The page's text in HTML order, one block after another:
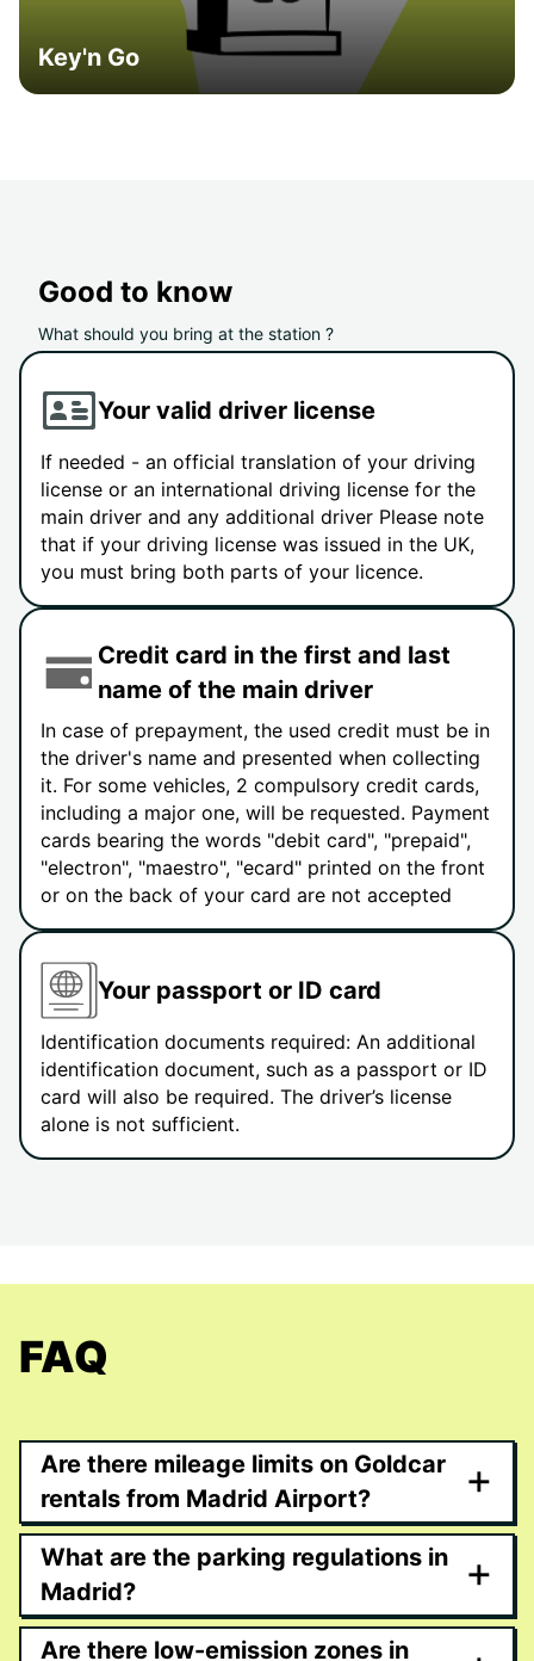
Key'n Go
Good to know
What should you bring at the station ?
Your valid driver license
If needed - an official translation of your driving
license or an international driving license for the
main driver and any additional driver Please note
that if your driving license was issued in the UK,
you must bring both parts of your licence.
Credit card in the first and last
name of the main driver
In case of prepayment, the used credit must be in
the driver's name and presented when collecting
it. For some vehicles, 2 compulsory credit cards,
including a major one, will be requested. Payment
cards bearing the words "debit card", "prepaid",
"electron", "maestro", "ecard" printed on the front
or on the back of your card are not accepted
Your passport or ID card
Identification documents required: An additional
identification document, such as a passport or ID
card will also be required. The driver’s license
alone is not sufficient.
FAQ
Are there mileage limits on Goldcar
rentals from Madrid Airport?
+
What are the parking regulations in
Madrid?
+
Are there low-emission zones in